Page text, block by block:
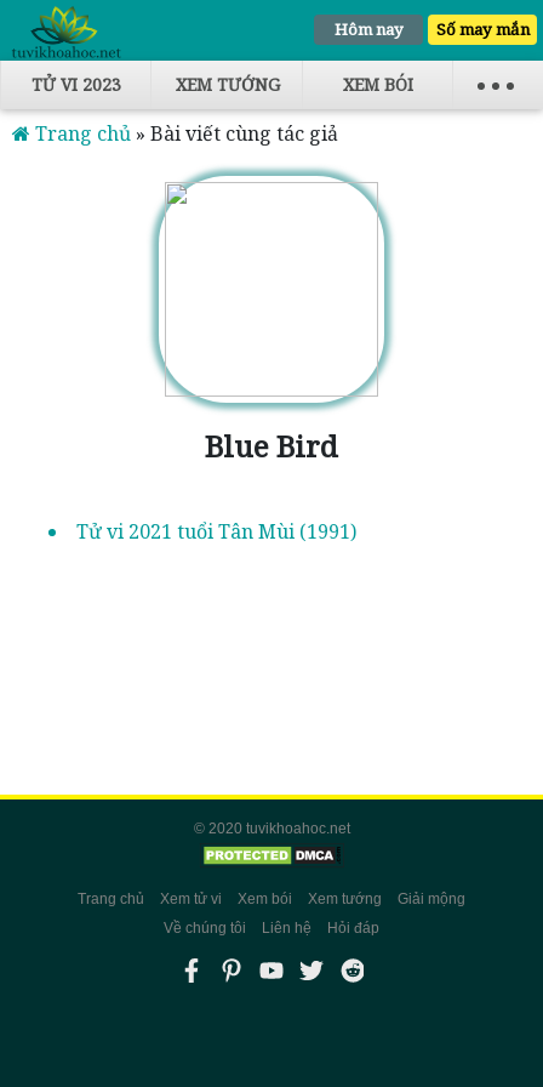
Hôm nay Số may mắn
TỬ VI 2023 XEM TƯỚNG XEM BÓI
Trang chủ » Bài viết cùng tác giả
Blue Bird
Tử vi 2021 tuổi Tân Mùi (1991)
© 2020 tuvikhoahoc.net
Trang chủ Xem tử vi Xem bói Xem tướng
Giải mộng
Về chúng tôi
Liên hệ Hỏi đáp